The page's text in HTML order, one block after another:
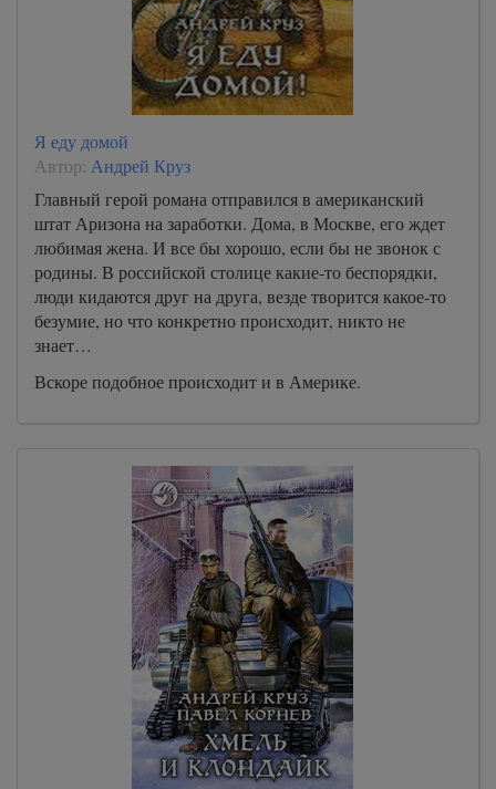
Я еду домой
Автор: Андрей Круз
Главный герой романа отправился в американский
штат Аризона на заработки. Дома, в Москве, его ждет
любимая жена. И все бы хорошо, если бы не звонок с
родины. В российской столице какие-то беспорядки,
люди кидаются друг на друга, везде творится какое-то
безумие, но что конкретно происходит, никто не
знает…
Вскоре подобное происходит и в Америке.